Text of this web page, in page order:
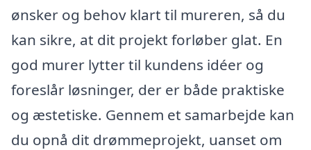
ønsker og behov klart til mureren, så du
kan sikre, at dit projekt forløber glat. En
god murer lytter til kundens idéer og
foreslår løsninger, der er både praktiske
og æstetiske. Gennem et samarbejde kan
du opnå dit drømmeprojekt, uanset om